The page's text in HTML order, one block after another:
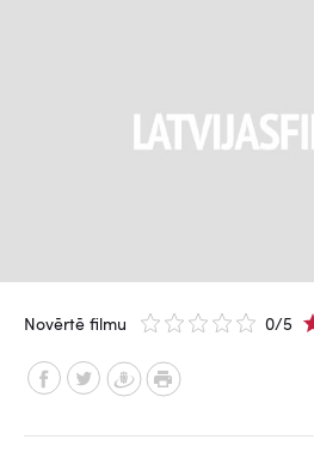
Novērtē filmu 0/5